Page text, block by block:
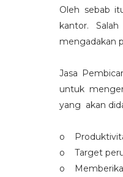
Oleh sebab
kantor.
mengadakan
Jasa
untuk
yang akan
o
o Target
o